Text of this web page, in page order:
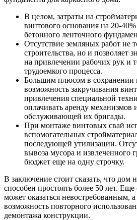
В целом, затраты на
винтового основания на 20-
бетонного ленточного
Отсутствие земляных работ не
строительства, но и позволяет
на привлечении рабочих рук и
трудоемкого процесса.
Большим плюсом в сохранении
возможность закручивания
привлечения специальной
оплачивать аренду механизмов
обслуживающей их бригады.
При монтаже винтовых свай
вспомогательных
последующей утилизации.
вывоза мусора и извлеченного
бюджет еще на одну строчку.
В заключение стоит сказать, что дом
способен простоять более 50 лет.
может оказаться невостребованным,
возможность повторного
демонтажа конструкции.